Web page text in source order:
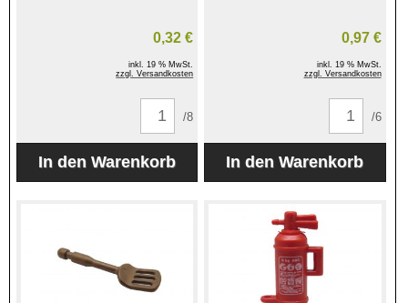
0,32 €
inkl. 19 % MwSt.
zzgl. Versandkosten
/8
0,97 €
inkl. 19 % MwSt.
zzgl. Versandkosten
/6